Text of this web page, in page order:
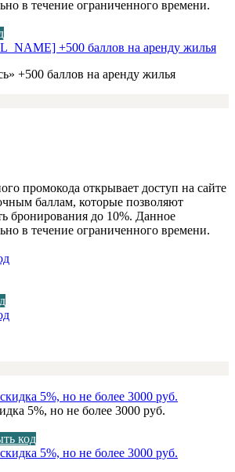
в течение ограниченного времени.
+500 баллов на аренду жилья
промокода открывает доступ на сайте
баллам, которые позволяют
бронирования до 10%. Данное
в течение ограниченного времени.
5%, но не более 3000 руб.
код